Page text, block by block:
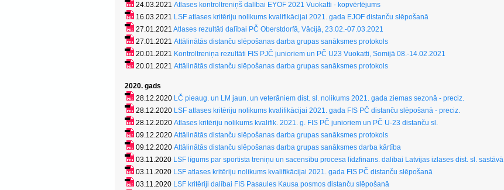
24.03.2021 Atlases kontroltreniņš dalībai EYOF 2021 Vuokatti - kopvērtējums
16.03.2021 LSF atlases kritēriju nolikums kvalifikācijai 2021. gada EJOF distanču slēpošanā
27.01.2021 Atlases rezultāti dalībai PČ Oberstdorfā, Vācijā, 23.02.-07.03.2021
27.01.2021 Attālinātās distanču slēpošanas darba grupas sanāksmes protokols
20.01.2021 Kontroltreniņa rezultāti FIS PJČ junioriem un PČ U23 Vuokatti, Somijā 08.-14.02.2021
20.01.2021 Attālinātās distanču slēpošanas darba grupas sanāksmes protokols
2020. gads
28.12.2020 LČ pieaug. un LM jaun. un veterāniem dist. sl. nolikums 2021. gada ziemas sezonā - preciz.
28.12.2020 LSF atlases kritēriju nolikums kvalifikācijai 2021. gada FIS PČ distanču slēpošanā - preciz.
28.12.2020 Atlases kritēriju nolikums kvalifik. 2021. g. FIS PČ junioriem un PČ U-23 distanču sl.
09.12.2020 Attālinātās distanču slēpošanas darba grupas sanāksmes protokols
09.12.2020 Attālinātās distanču slēpošanas darba grupas sanāksmes darba kārtība
03.11.2020 LSF līgums par sportista treniņu un sacensību procesa līdzfinans. dalībai Latvijas izlases dist. sl. sastāvā
03.11.2020 LSF atlases kritēriju nolikums kvalifikācijai 2021. gada FIS PČ distanču slēpošanā
03.11.2020 LSF kritēriji dalībai FIS Pasaules Kausa posmos distanču slēpošanā